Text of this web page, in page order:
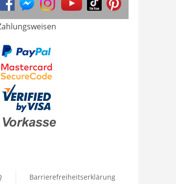
Barrierefreiheitserklärung